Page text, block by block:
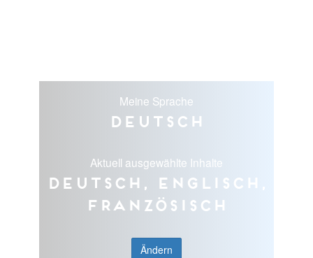
Meine Sprache
Deutsch
Aktuell ausgewählte Inhalte
Deutsch, Englisch,
Französisch
Ändern